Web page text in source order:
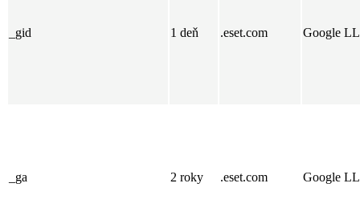
_gid 1 deň .eset.com Google
_ga 2 roky .eset.com Google